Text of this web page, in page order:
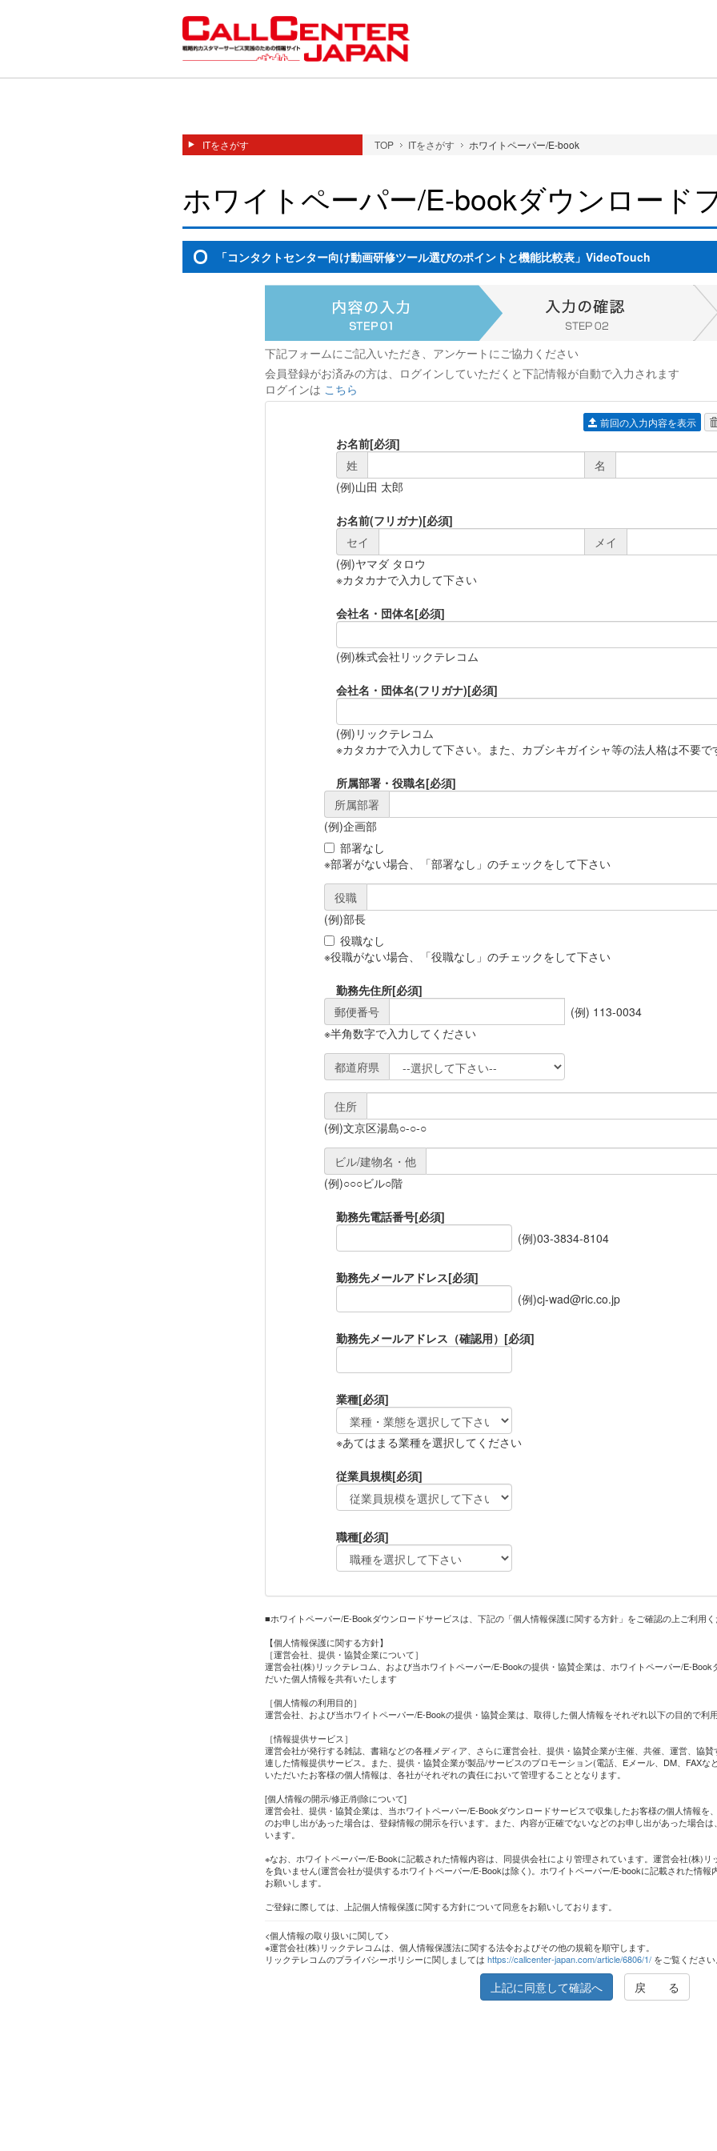
ITをさがす TOP ITをさがす ホワイトペーパー/E-book
ホワイトペーパー/E-bookダウンロード
「コンタクトセンター向け動画研修ツール選びのポイントと機能比較表」VideoTouch
下記フォームにご記入いただき、アンケートにご協力ください
会員登録がお済みの方は、ログインしていただくと下記情報が自動で入力されます
ログインは こちら
前回の入力内容を表示
お名前[必須]
姓
名
(例)山田 太郎
お名前(フリガナ)[必須]
セイ
メイ
(例)ヤマダ タロウ
※カタカナで入力して下さい
会社名・団体名[必須]
(例)株式会社リックテレコム
会社名・団体名(フリガナ)[必須]
(例)リックテレコム
※カタカナで入力して下さい。また、カブシキガイシャ等の法人格は不要で
所属部署・役職名[必須]
所属部署
(例)企画部
部署なし
※部署がない場合、「部署なし」のチェックをして下さい
役職
(例)部長
役職なし
※役職がない場合、「役職なし」のチェックをして下さい
勤務先住所[必須]
郵便番号
(例) 113-0034
※半角数字で入力してください
都道府県
住所
(例)文京区湯島○-○-○
ビル/建物名・他
(例)○○○ビル○階
勤務先電話番号[必須]
(例)03-3834-8104
勤務先メールアドレス[必須]
(例)cj-wad@ric.co.jp
勤務先メールアドレス（確認用） [必須]
業種[必須]
※あてはまる業種を選択してください
従業員規模[必須]
職種[必須]
■ホワイトペーパー/E-Bookダウンロードサービスは、下記の「個人情報保護に関する方針」をご確認の上ご利用
【個人情報保護に関する方針】
［運営会社、提供・協賛企業について］
運営会社(株)リックテレコム、および当ホワイトペーパー/E-Bookの提供・協賛企業は、ホワイトペーパー/E-
だいた個人情報を共有いたします
［個人情報の利用目的］
運営会社、および当ホワイトペーパー/E-Bookの提供・協賛企業は、取得した個人情報をそれぞれ以下の目的で利
［情報提供サービス］
運営会社が発行する雑誌、書籍などの各種メディア、さらに運営会社、提供・協賛企業が主催、共催、運営、協
連した情報提供サービス。また、提供・協賛企業が製品/サービスのプロモーション(電話、Eメール、DM、FAX
いただいたお客様の個人情報は、各社がそれぞれの責任において管理することとなります。
[個人情報の開示/修正/削除について]
運営会社、提供・協賛企業は、当ホワイトペーパー/E-Bookダウンロードサービスで収集したお客様の個人情報を
のお申し出があった場合は、登録情報の開示を行います。また、内容が正確でないなどのお申し出があった場合
います。
※なお、ホワイトペーパー/E-Bookに記載された情報内容は、同提供会社により管理されています。運営会社(株)
を負いません(運営会社が提供するホワイトペーパー/E-Bookは除く)。ホワイトペーパー/E-bookに記載された情
お願いします。
ご登録に際しては、上記個人情報保護に関する方針について同意をお願いしております。
<個人情報の取り扱いに関して>
※運営会社(株)リックテレコムは、個人情報保護法に関する法令およびその他の規範を順守します。
リックテレコムのプライバシーポリシーに関しましては https://callcenter-japan.com/article/6806/1/ をご覧くださ
上記に同意して確認へ 戻 る